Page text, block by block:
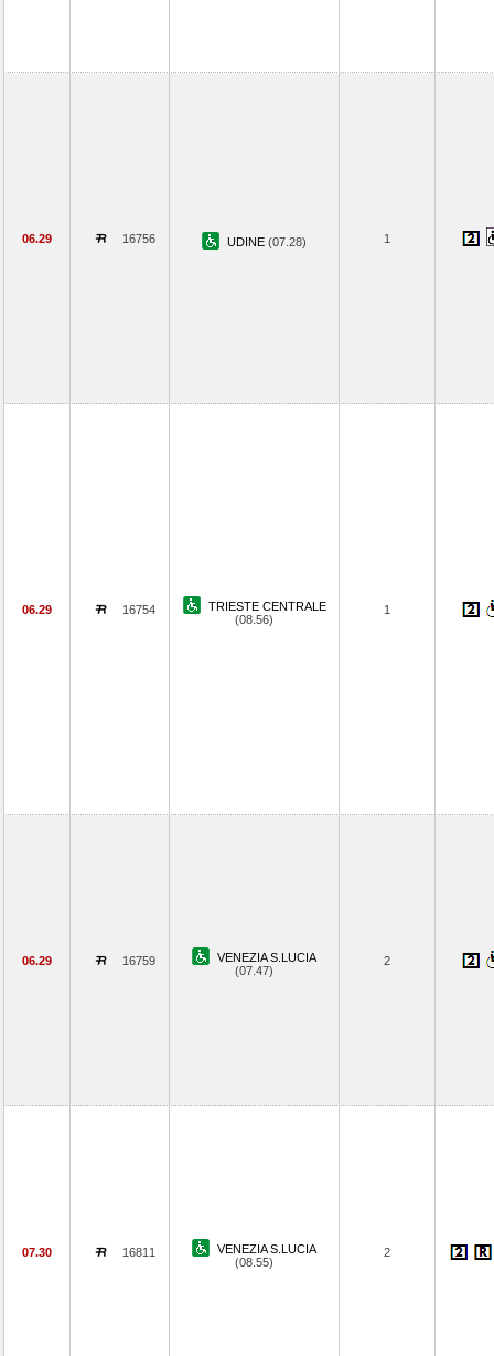
06.29 16756 UDINE (07.28) 1
06.29 16754
TRIESTE CENTRALE
(08.56)
1
06.29 16759
VENEZIA S.LUCIA
(07.47)
2
07.30 16811
VENEZIA S.LUCIA
(08.55)
2